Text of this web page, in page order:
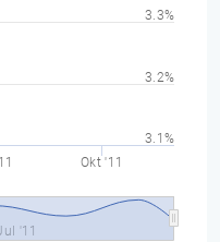
Okt '11
'11
3.1%
3.2%
3.3%